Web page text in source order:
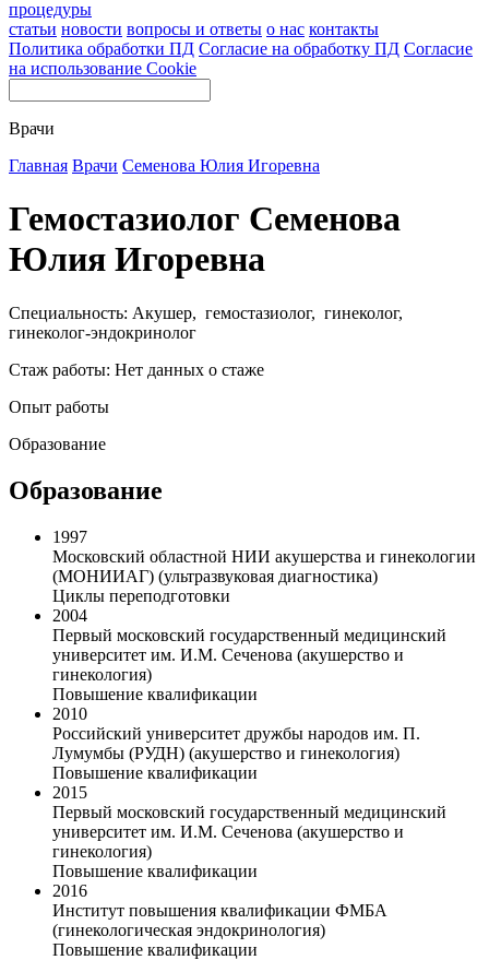
процедуры
статьи новости вопросы и ответы о нас контакты
Политика обработки ПД Согласие на обработку ПД Согласие
на использование Cookie
Врачи
Главная Врачи Семенова Юлия Игоревна
Гемостазиолог Семенова
Юлия Игоревна
Специальность: Акушер, гемостазиолог, гинеколог,
гинеколог-эндокринолог
Стаж работы: Нет данных о стаже
Опыт работы
Образование
Образование
1997
Московский областной НИИ акушерства и гинекологии
(МОНИИАГ) (ультразвуковая диагностика)
Циклы переподготовки
2004
Первый московский государственный медицинский
университет им. И.М. Сеченова (акушерство и
гинекология)
Повышение квалификации
2010
Российский университет дружбы народов им. П.
Лумумбы (РУДН) (акушерство и гинекология)
Повышение квалификации
2015
Первый московский государственный медицинский
университет им. И.М. Сеченова (акушерство и
гинекология)
Повышение квалификации
2016
Институт повышения квалификации ФМБА
(гинекологическая эндокринология)
Повышение квалификации